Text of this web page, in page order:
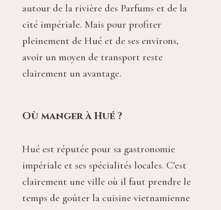
autour de la rivière des Parfums et de la
cité impériale. Mais pour profiter
pleinement de Hué et de ses environs,
avoir un moyen de transport reste
clairement un avantage.
Où manger à Hué ?
Hué est réputée pour sa gastronomie
impériale et ses spécialités locales. C’est
clairement une ville où il faut prendre le
temps de goûter la cuisine vietnamienne